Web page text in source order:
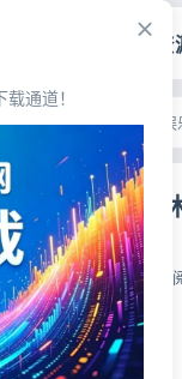
源码资
首页>源码资源>游戏娱
大脸猫2048
彩虹源码网
2026-06-10 9
源码简介
通道！